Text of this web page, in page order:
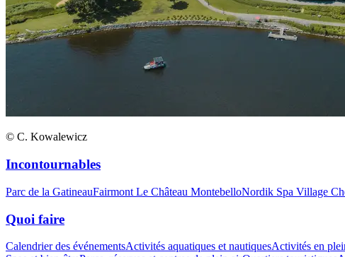
© C. Kowalewicz
Incontournables
Parc de la GatineauFairmont Le Château MontebelloNordik Spa Village
Quoi faire
Calendrier des événementsActivités aquatiques et nautiquesActivités en